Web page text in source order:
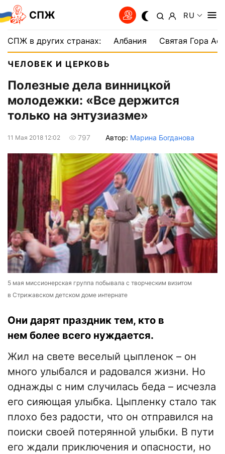
СПЖ RU
СПЖ в других странах: Албания Святая Гора
ЧЕЛОВЕК И ЦЕРКОВЬ
Полезные дела винницкой
молодежки: «Все держится
только на энтузиазме»
11 Мая 2018 12:02 797 Автор: Марина Богданова
5 мая миссионерская группа побывала с творческим визитом
в Стрижавском детском доме интернате
Они дарят праздник тем, кто в
нем более всего нуждается.
Жил на свете веселый цыпленок – он
много улыбался и радовался жизни. Но
однажды с ним случилась беда – исчезла
его сияющая улыбка. Цыпленку стало так
плохо без радости, что он отправился на
поиски своей потерянной улыбки. В пути
его ждали приключения и опасности, но